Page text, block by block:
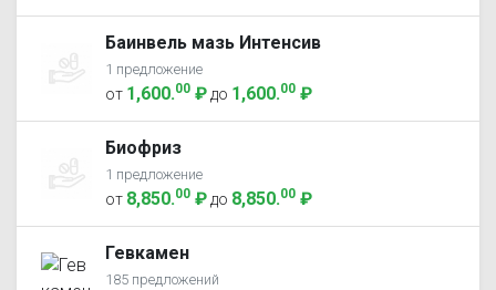
Баинвель мазь Интенсив
1 предложение
от 1,600.00 ₽ до 1,600.00 ₽
Биофриз
1 предложение
от 8,850.00 ₽ до 8,850.00 ₽
Гевкамен
185 предложений